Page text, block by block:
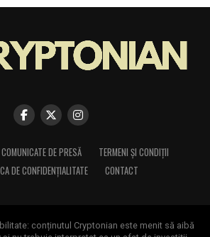
COMUNICATE DE PRESĂ
TERMENI ȘI CONDIȚII
DE CONFIDENȚIALITATE
CONTACT
conținutul Cryptonian este menit să aibă